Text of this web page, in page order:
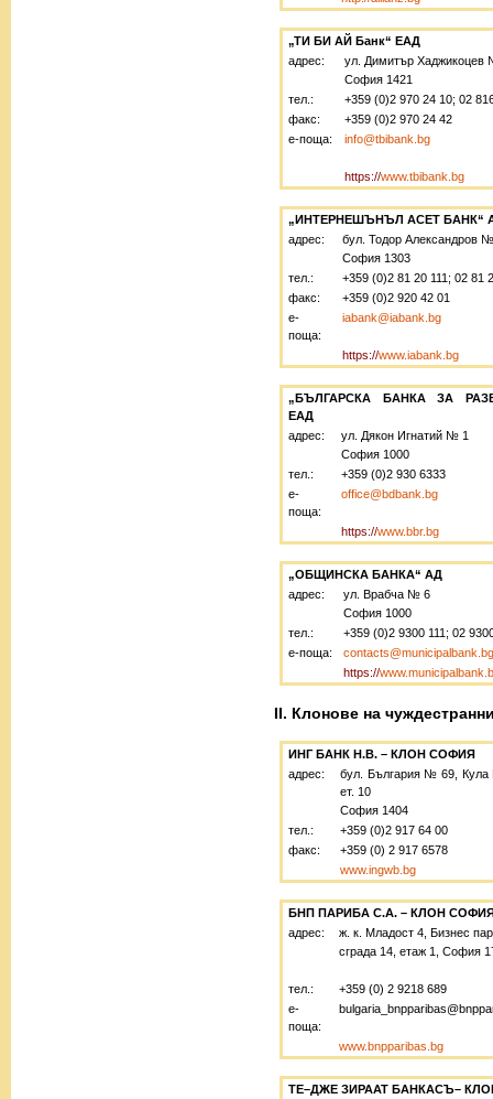
„ТИ БИ АЙ Банк“ EАД
адрес:
ул. Димитър Хаджикоцев
София 1421
тел.:
+359 (0)2 970 24 10; 02
факс:
+359 (0)2 970 24 42
е-поща:
info@tbibank.bg
https://www.tbibank.bg
„ИНТЕРНЕШЪНЪЛ АСЕТ БАНК“
адрес:
бул. Тодор Александров
София 1303
тел.:
+359 (0)2 81 20 111; 02 81
факс:
+359 (0)2 920 42 01
е-
поща:
iabank@iabank.bg
https://www.iabank.bg
„БЪЛГАРСКА БАНКА ЗА
ЕАД
адрес:
ул. Дякон Игнатий № 1
София 1000
тел.:
+359 (0)2 930 6333
е-
поща:
office@bdbank.bg
https://www.bbr.bg
„ОБЩИНСКА БАНКА“ АД
адрес:
ул. Врабча № 6
София 1000
тел.:
+359 (0)2 9300 111; 02
е-поща:
https://
II. Клонове на
ИНГ БАНК Н.В. – КЛОН СОФИЯ
адрес:
бул. България № 69, Кула
ет. 10
София 1404
тел.:
+359 (0)2 917 64 00
факс:
+359 (0) 2 917 6578
www.ingwb.bg
БНП ПАРИБА С.А. – КЛОН
адрес:
ж. к. Младост 4, Бизнес
сграда 14, етаж 1, София
тел.:
+359 (0) 2 9218 689
е-
поща:
www.bnpparibas.bg
ТЕ–ДЖЕ ЗИРААТ БАНКАСЪ–